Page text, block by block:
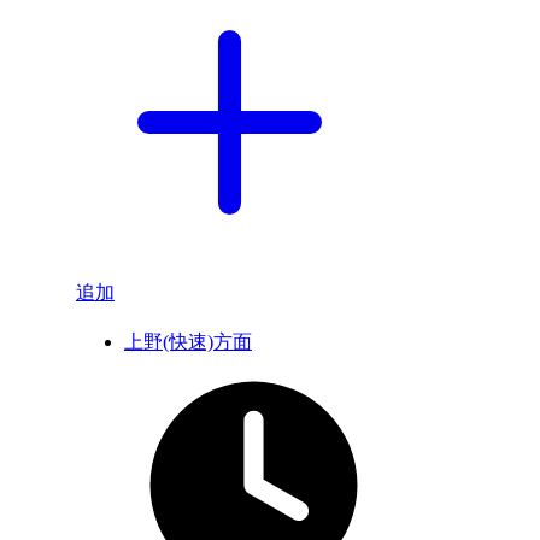
追加
上野(快速)方面